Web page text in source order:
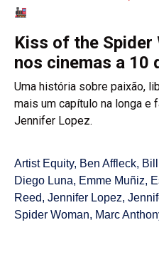
Kiss of the Spider
nos cinemas a 10
Uma história sobre paixão,
mais um capítulo na longa e
Jennifer Lopez.
Artist Equity, Ben Affleck,
Diego Luna, Emme Muñiz,
Reed, Jennifer Lopez,
Spider Woman, Marc